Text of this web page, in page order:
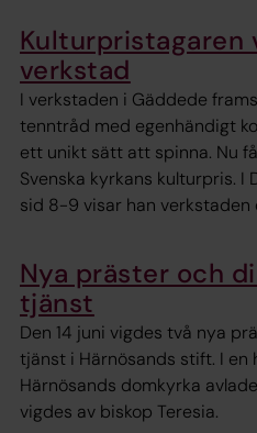
Kulturpristagaren
verkstad
I verkstaden i Gäddede
tenntråd med egenhändigt
ett unikt sätt att spinna. Nu
Svenska kyrkans kulturpris. I
sid 8-9 visar han
Nya präster och
tjänst
Den 14 juni vigdes två nya
tjänst i Härnösands stift. I
Härnösands domkyrka
vigdes av biskop Teresia.